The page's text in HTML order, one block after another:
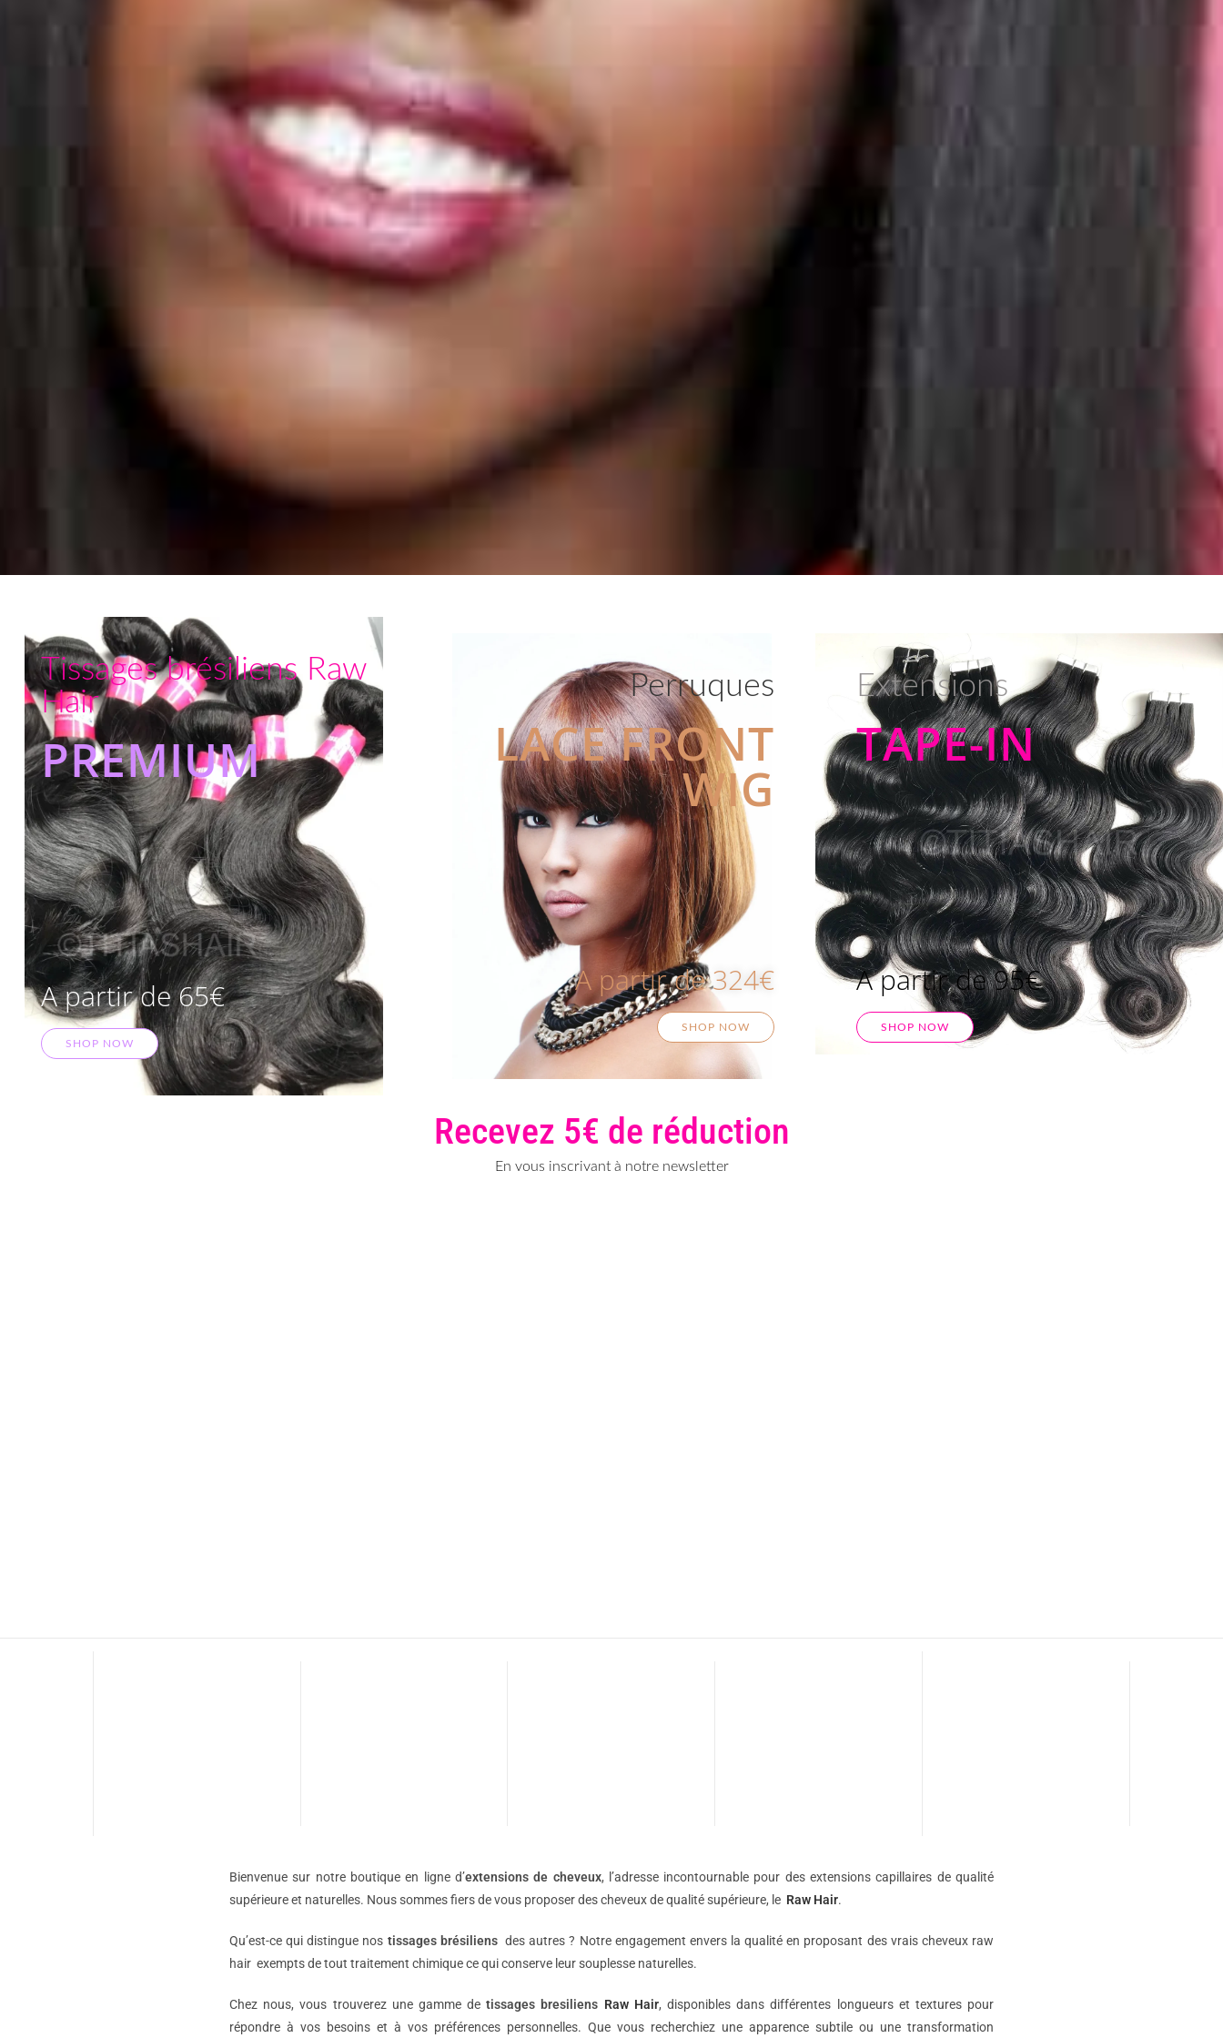
Tissages brésiliens Raw
Hair
PREMIUM
A partir de 65€
SHOP NOW
Perruques
LACE FRONT
WIG
A partir de 324€
SHOP NOW
Extensions
TAPE-IN
A partir de 95€
SHOP NOW
Recevez 5€ de réduction
En vous inscrivant à notre newsletter
Bienvenue sur notre boutique en ligne d’extensions de cheveux, l’adresse incontournable pour des extensions capillaires de qualité
supérieure et naturelles. Nous sommes fiers de vous proposer des cheveux de qualité supérieure, le Raw Hair.
Qu’est-ce qui distingue nos tissages brésiliensdes autres ? Notre engagement envers la qualité en proposant des vrais cheveux raw
hair exempts de tout traitement chimique ce qui conserve leur souplesse naturelles.
Chez nous, vous trouverez une gamme detissages bresiliens Raw Hair, disponibles dans différentes longueurs et textures pour
répondre à vos besoins et à vos préférences personnelles. Que vous recherchiez une apparence subtile ou une transformation